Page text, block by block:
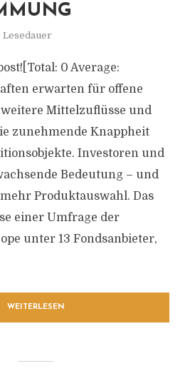
Lesedauer
0 Average:
erwarten für offene
Mittelzuflüsse und
zunehmende Knappheit
Investoren und
Bedeutung – und
Produktauswahl. Das
einer Umfrage der
unter 13 Fondsanbieter,
WEITERLESEN